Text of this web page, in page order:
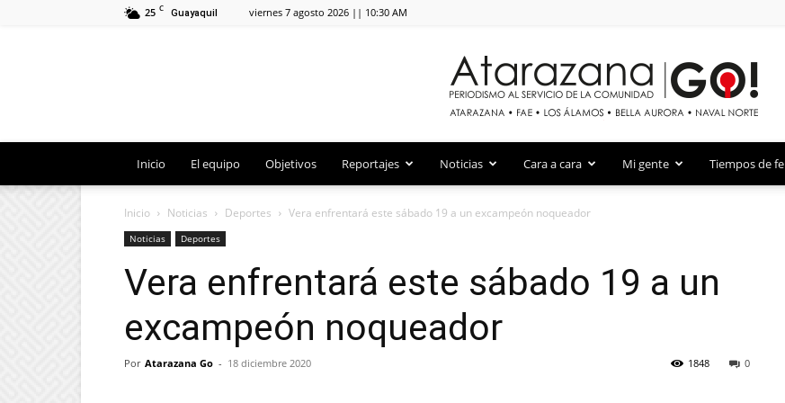
25 C Guayaquil viernes 7 agosto 2026 || 10:30 AM
Atarazana Go!
Inicio El equipo Objetivos Reportajes Noticias Cara a cara Mi gente Tiempos de fe
Inicio Noticias Deportes Vera enfrentará este sábado 19 a un excampeón noqueador
Noticias Deportes
Vera enfrentará este sábado 19 a un
excampeón noqueador
Por Atarazana Go - 18 diciembre 2020 0
1848